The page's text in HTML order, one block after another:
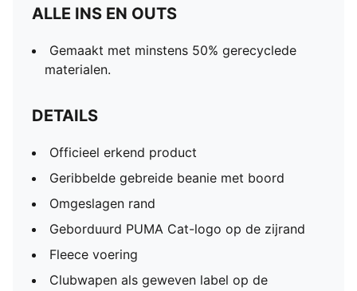
ALLE INS EN OUTS
Gemaakt met minstens 50% gerecyclede
materialen.
DETAILS
Officieel erkend product
Geribbelde gebreide beanie met boord
Omgeslagen rand
Geborduurd PUMA Cat-logo op de zijrand
Fleece voering
Clubwapen als geweven label op de